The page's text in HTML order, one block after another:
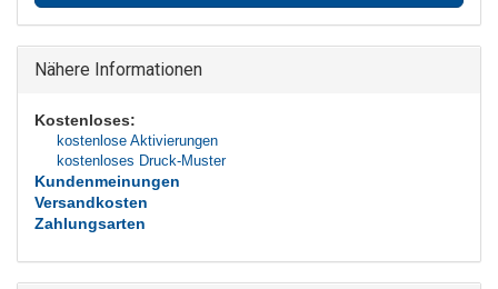
Nähere Informationen
Kostenloses:
kostenlose Aktivierungen
kostenloses Druck-Muster
Kundenmeinungen
Versandkosten
Zahlungsarten